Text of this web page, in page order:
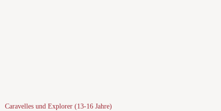
Caravelles und Explorer (13-16 Jahre)​